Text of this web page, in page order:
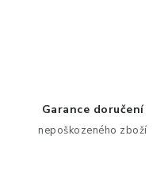
Garance doručení
nepoškozeného zboží